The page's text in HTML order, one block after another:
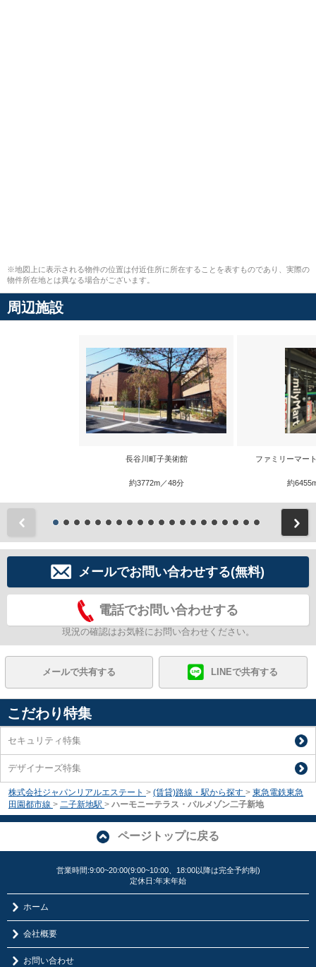
※地図上に表示される物件の位置は付近住所に所在することを表すものであり、実際の
物件所在地とは異なる場合がございます。
周辺施設
長谷川町子美術館
約3772m／48分
ファミリーマー
約
メールでお問い合わせする(無料)
電話でお問い合わせする
現況の確認はお気軽にお問い合わせください。
メールで共有する LINEで共有する
こだわり特集
セキュリティ特集
デザイナーズ特集
株式会社ジャパンリアルエステート > (賃貸)路線・駅から探す > 東急電鉄東急
田園都市線 > 二子新地駅 > ハーモニーテラス・パルメゾン二子新地
ページトップに戻る
営業時間:9:00~20:00(9:00~10:00、18:00以降は完全予約制)
定休日:年末年始
ホーム
会社概要
お問い合わせ